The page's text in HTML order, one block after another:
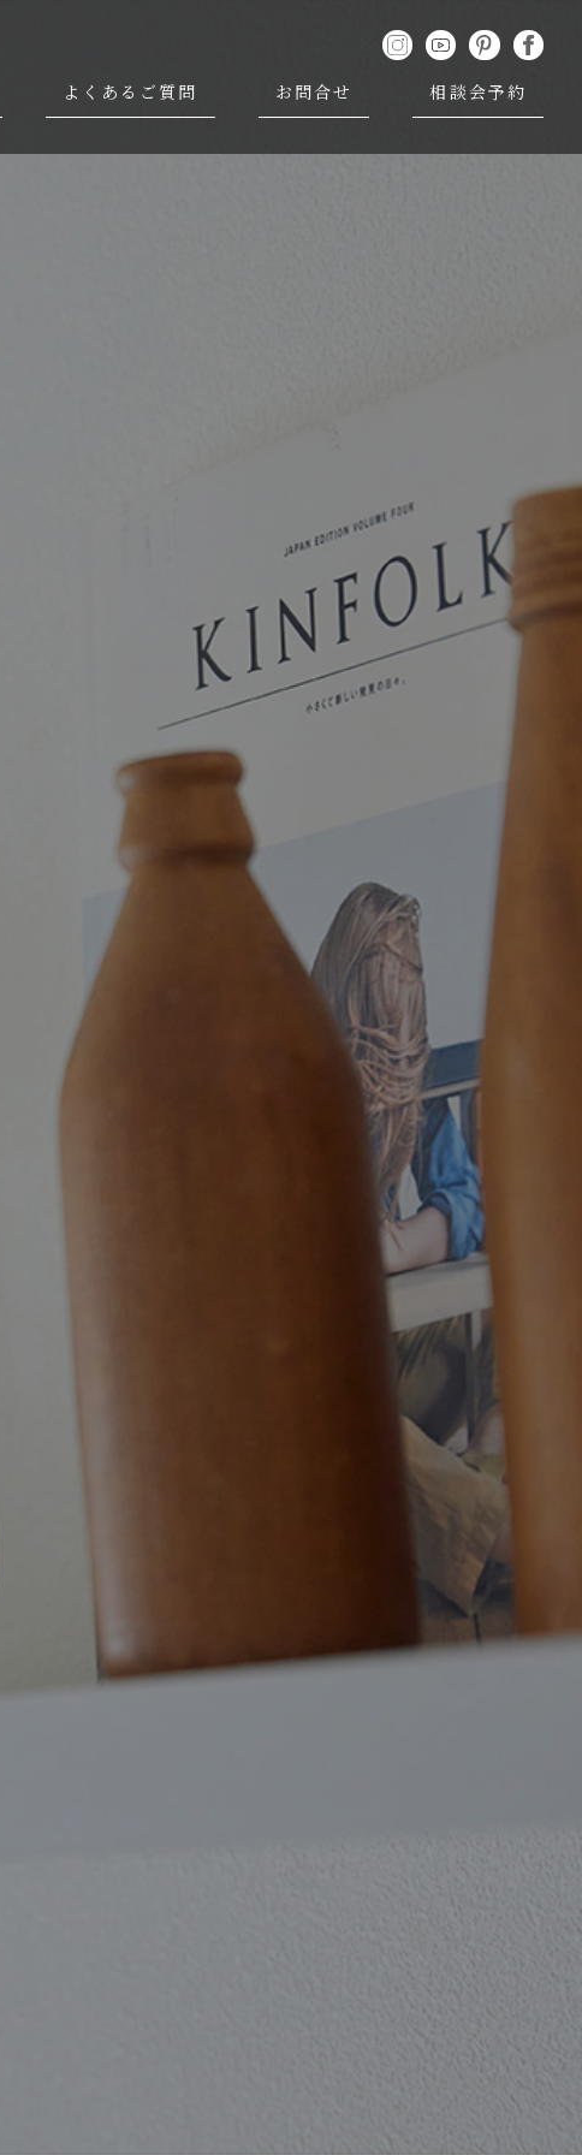
よくあるご質問 お問合せ 相談会予約